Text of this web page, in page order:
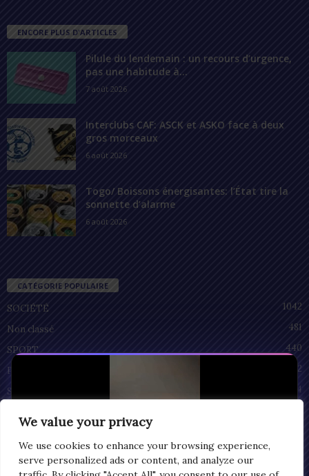
We value your privacy
We use cookies to enhance your browsing experience,
serve personalized ads or content, and analyze our
ENCORE PLUS D'ARTICLES
Pilule du lendemain : un recours d’urgence,
pas une habitude à...
7 août 2026
Interclubs CAF: ASCK et ASKO face à deux
gros morceaux
6 août 2026
Togo/ Boissons énergisantes: l’État tire la
sonnette d’alarme
6 août 2026
CATÉGORIE POPULAIRE
SOCIÉTÉ
1042
Non classé
481
SPORT
440
POLITIQUE
212
SANTÉ
94